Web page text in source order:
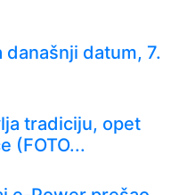
današnji datum, 7.
tradiciju, opet
(FOTO...